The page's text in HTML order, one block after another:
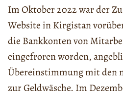
Im Oktober 2022 war der
Website in Kirgistan
die Bankkonten von
eingefroren worden,
Übereinstimmung mit den
zur Geldwäsche. Im